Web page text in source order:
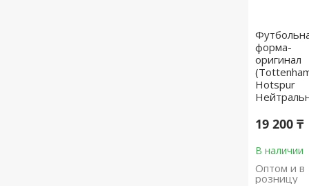
форма-
оригинал
Hotspur
19 200 ₸
В наличии
Оптом и в
розницу